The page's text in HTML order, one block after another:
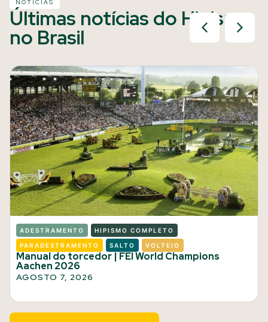
NOTÍCIAS
Últimas notícias do Hipismo
no Brasil
ADESTRAMENTO HIPISMO COMPLETO
PARADESTRAMENTO SALTO VOLTEIO
Manual do torcedor | FEI World Champions
Aachen 2026
AGOSTO 7, 2026